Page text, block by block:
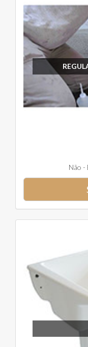
Não -